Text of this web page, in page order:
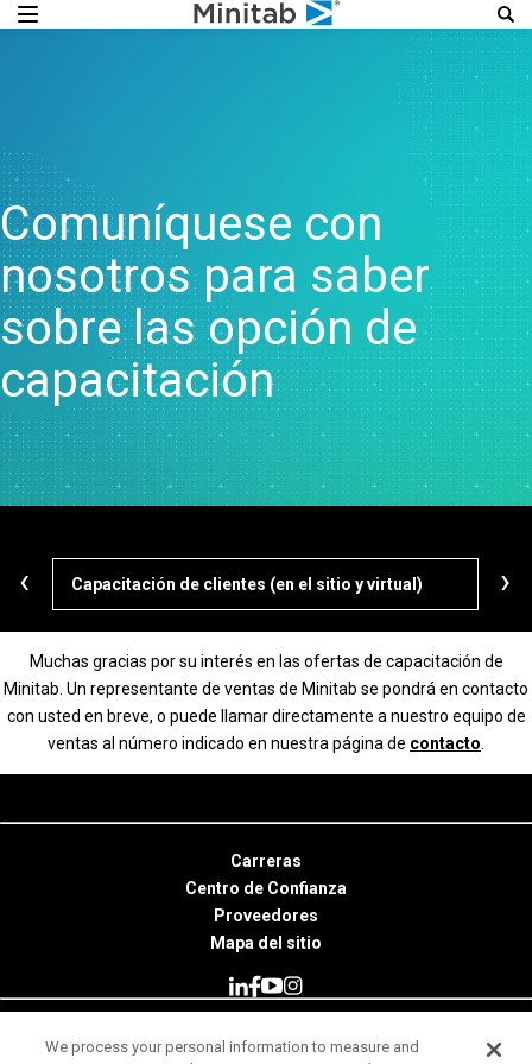
Comuníquese con
nosotros para saber
sobre las opción de
capacitación
Capacitación de clientes (en el sitio y virtual)
‹ ›
Muchas gracias por su interés en las ofertas de capacitación de
Minitab. Un representante de ventas de Minitab se pondrá en contacto
con usted en breve, o puede llamar directamente a nuestro equipo de
ventas al número indicado en nuestra página de contacto
Carreras
Centro de Confianza
Proveedores
Mapa del sitio
© 2026 Minitab, LLC. All Rights Reserved.
We process your personal information to measure and